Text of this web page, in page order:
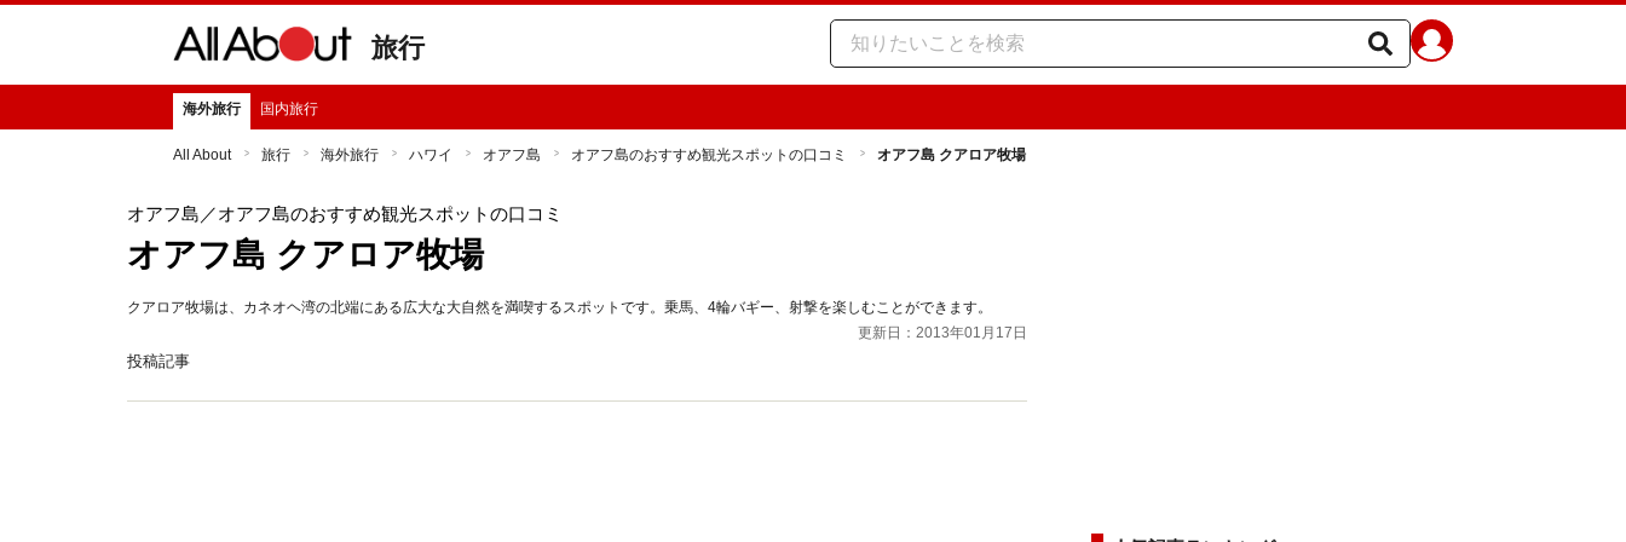
旅行
海外旅行 国内旅行
All About 旅行 海外旅行 ハワイ オアフ島 オアフ島のおすすめ観光スポットの口コミ オアフ島 クアロア牧場
オアフ島 ／オアフ島のおすすめ観光スポットの口コミ
オアフ島 クアロア牧場
クアロア牧場は、カネオヘ湾の北端にある広大な大自然を満喫するスポットです。乗馬、4輪バギー、射撃を楽しむことができます。
更新日：2013年01月17日
投稿記事